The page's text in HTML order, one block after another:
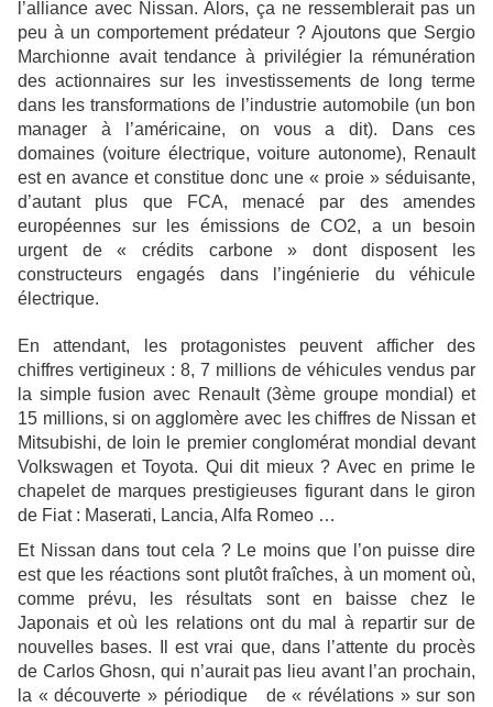
l’alliance avec Nissan. Alors, ça ne ressemblerait pas un
peu à un comportement prédateur ? Ajoutons que Sergio
Marchionne avait tendance à privilégier la rémunération
des actionnaires sur les investissements de long terme
dans les transformations de l’industrie automobile (un bon
manager à l’américaine, on vous a dit). Dans ces
domaines (voiture électrique, voiture autonome), Renault
est en avance et constitue donc une « proie » séduisante,
d’autant plus que FCA, menacé par des amendes
européennes sur les émissions de CO2, a un besoin
urgent de « crédits carbone » dont disposent les
constructeurs engagés dans l’ingénierie du véhicule
électrique.
En attendant, les protagonistes peuvent afficher des
chiffres vertigineux : 8, 7 millions de véhicules vendus par
la simple fusion avec Renault (3ème groupe mondial) et
15 millions, si on agglomère avec les chiffres de Nissan et
Mitsubishi, de loin le premier conglomérat mondial devant
Volkswagen et Toyota. Qui dit mieux ? Avec en prime le
chapelet de marques prestigieuses figurant dans le giron
de Fiat : Maserati, Lancia, Alfa Romeo …
Et Nissan dans tout cela ? Le moins que l’on puisse dire
est que les réactions sont plutôt fraîches, à un moment où,
comme prévu, les résultats sont en baisse chez le
Japonais et où les relations ont du mal à repartir sur de
nouvelles bases. Il est vrai que, dans l’attente du procès
de Carlos Ghosn, qui n’aurait pas lieu avant l’an prochain,
la « découverte » périodique de « révélations » sur son